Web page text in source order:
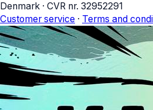
Denmark · CVR nr. 32952291
Customer service · Terms and